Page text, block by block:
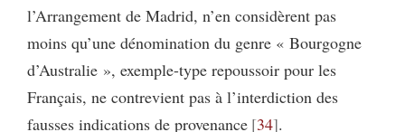
l’Arrangement de Madrid, n’en considèrent pas
moins qu’une dénomination du genre « Bourgogne
d’Australie », exemple-type repoussoir pour les
Français, ne contrevient pas à l’interdiction des
fausses indications de provenance 34 .